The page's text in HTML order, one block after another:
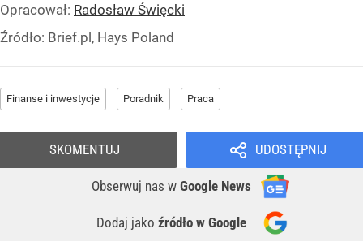
Opracował: Radosław Święcki
Źródło: Brief.pl, Hays Poland
Finanse i inwestycje Poradnik Praca
UDOSTĘPNIJ
Obserwuj nas w Google News
Dodaj jako źródło w Google
SKOMENTUJ